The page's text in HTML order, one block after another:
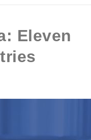
Eleven